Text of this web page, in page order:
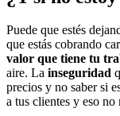
Puede que estés
que estás cobrando
valor que tiene tu
aire. La inseguridad
precios y no saber si
a tus clientes y eso no